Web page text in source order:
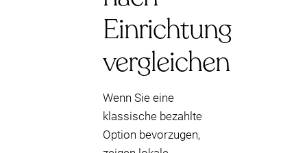
Einrichtung
vergleichen
Wenn Sie eine
klassische bezahlte
Option bevorzugen,